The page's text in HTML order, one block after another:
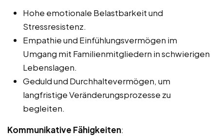
Hohe emotionale Belastbarkeit und
Stressresistenz.
Empathie und Einfühlungsvermögen im
Umgang mit Familienmitgliedern in schwierigen
Lebenslagen.
Geduld und Durchhaltevermögen, um
langfristige Veränderungsprozesse zu
begleiten.
Kommunikative Fähigkeiten: